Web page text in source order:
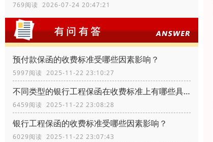
769阅读 2026-07-24 20:47:21
预付款保函的收费标准受哪些因素影响？
5997阅读 2025-11-22 23:10:27
不同类型的银行工程保函在收费标准上有哪些具体差异？
6459阅读 2025-11-22 23:08:28
银行工程保函的收费标准受哪些因素影响？
6029阅读 2025-11-22 23:07:43